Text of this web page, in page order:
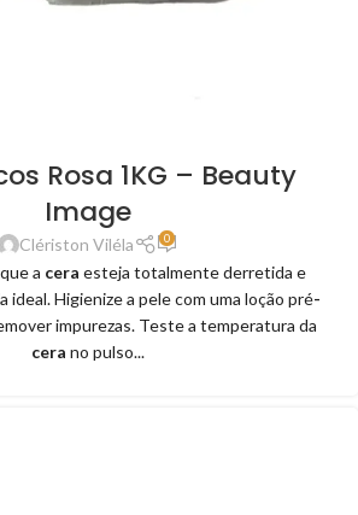
Rosa 1KG – Beauty
Image
Clériston Viléla 0
a cera esteja totalmente derretida e
ideal. Higienize a pele com uma loção pré-
impurezas. Teste a temperatura da
cera no pulso...